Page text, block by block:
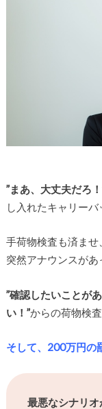
”まあ、大丈夫だろ！
し入れたキャリーバ
手荷物検査も済ませ
突然アナウンスがあ
”確認したいことが
い！”からの荷物検
そして、200万円の
最悪なシナリ